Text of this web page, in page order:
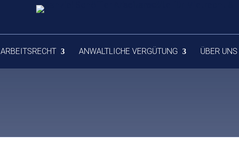
ARBEITSRECHT ANWALTLICHE VERGÜTUNG ÜBER UNS